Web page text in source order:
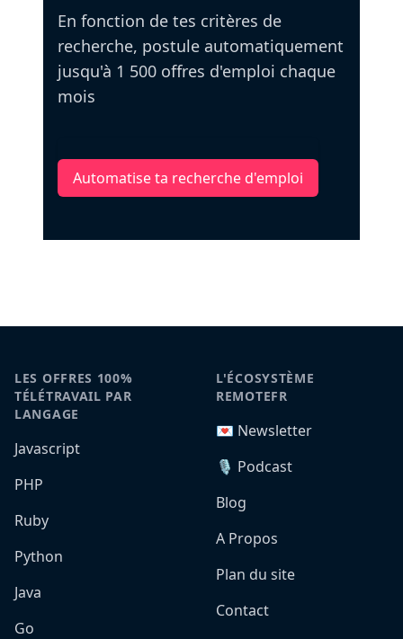
En fonction de tes critères de
recherche, postule automatiquement
jusqu'à 1 500 offres d'emploi chaque
mois
Automatise ta recherche d'emploi
LES OFFRES 100%
TÉLÉTRAVAIL PAR
LANGAGE
Javascript
PHP
Ruby
Python
Java
Go
L'ÉCOSYSTÈME
REMOTEFR
💌 Newsletter
🎙️ Podcast
Blog
A Propos
Plan du site
Contact